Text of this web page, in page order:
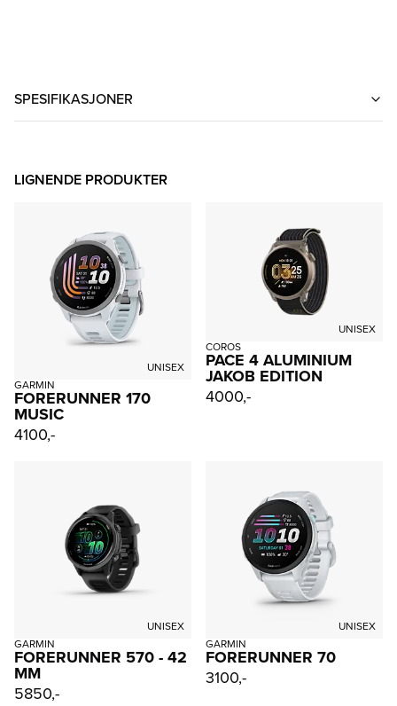
SPESIFIKASJONER
LIGNENDE PRODUKTER
UNISEX
GARMIN
FORERUNNER 170
MUSIC
4100,-
UNISEX
COROS
PACE 4 ALUMINIUM
JAKOB EDITION
4000,-
UNISEX
GARMIN
FORERUNNER 570 - 42
MM
5850,-
UNISEX
GARMIN
FORERUNNER 70
3100,-